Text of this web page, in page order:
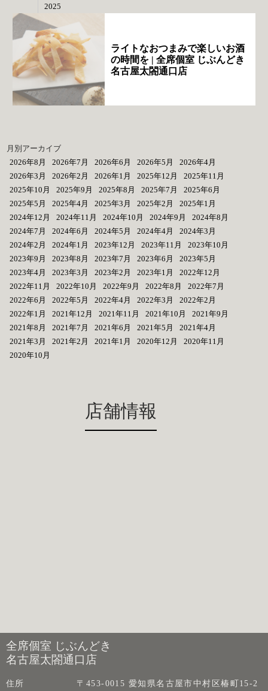
2025
ライトなおつまみで楽しいお酒
の時間を | 全席個室 じぶんどき
名古屋太閤通口店
月別アーカイブ
2026年8月
2026年7月 2026年6月 2026年5月
2026年4月
2026年3月
2026年2月 2026年1月 2025年12月
2025年11月
2025年10月
2025年9月 2025年8月 2025年7月
2025年6月
2025年5月
2025年4月 2025年3月 2025年2月
2025年1月
2024年12月
2024年11月 2024年10月 2024年9月
2024年8月
2024年7月
2024年6月 2024年5月 2024年4月
2024年3月
2024年2月
2024年1月 2023年12月 2023年11月
2023年10月
2023年9月
2023年8月 2023年7月 2023年6月
2023年5月
2023年4月
2023年3月 2023年2月 2023年1月
2022年12月
2022年11月
2022年10月 2022年9月 2022年8月
2022年7月
2022年6月
2022年5月 2022年4月 2022年3月
2022年2月
2022年1月
2021年12月 2021年11月 2021年10月
2021年9月
2021年8月
2021年7月 2021年6月 2021年5月
2021年4月
2021年3月
2021年2月 2021年1月 2020年12月
2020年11月
2020年10月
店舗情報
全席個室 じぶんどき
名古屋太閤通口店
住所
〒453-0015 愛知県名古屋市中村区椿町15-2